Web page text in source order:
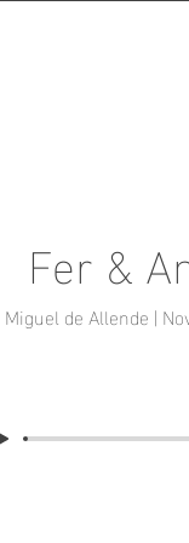
Fer &
de Allende |